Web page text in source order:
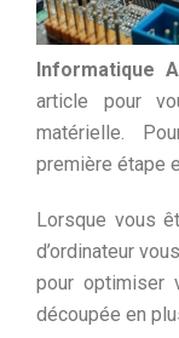
Informatique
article pour
matérielle.
première étape
Lorsque vous
d’ordinateur
pour optimiser
découpée en